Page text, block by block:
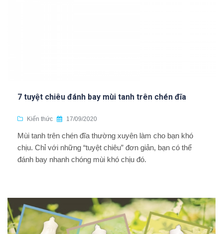
7 tuyệt chiêu đánh bay mùi tanh trên chén đĩa
Kiến thức 17/09/2020
Mùi tanh trên chén đĩa thường xuyên làm cho bạn khó
chịu. Chỉ với những “tuyệt chiêu” đơn giản, bạn có thể
đánh bay nhanh chóng mùi khó chịu đó.